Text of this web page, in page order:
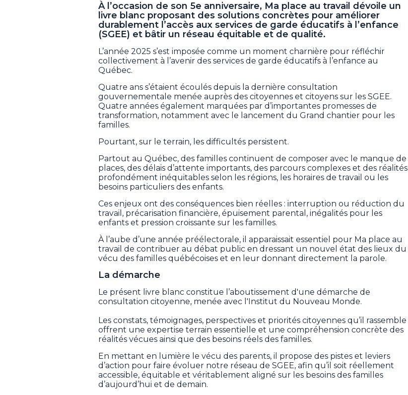
À l’occasion de son 5e anniversaire, Ma place au travail dévoile un
livre blanc proposant des solutions concrètes pour améliorer
durablement l’accès aux services de garde éducatifs à l’enfance
(SGEE) et bâtir un réseau équitable et de qualité.
L’année 2025 s’est imposée comme un moment charnière pour réfléchir
collectivement à l’avenir des services de garde éducatifs à l’enfance au
Québec.
Quatre ans s’étaient écoulés depuis la dernière consultation
gouvernementale menée auprès des citoyennes et citoyens sur les SGEE.
Quatre années également marquées par d’importantes promesses de
transformation, notamment avec le lancement du Grand chantier pour les
familles.
Pourtant, sur le terrain, les difficultés persistent.
Partout au Québec, des familles continuent de composer avec le manque de
places, des délais d’attente importants, des parcours complexes et des réalités
profondément inéquitables selon les régions, les horaires de travail ou les
besoins particuliers des enfants.
Ces enjeux ont des conséquences bien réelles : interruption ou réduction du
travail, précarisation financière, épuisement parental, inégalités pour les
enfants et pression croissante sur les familles.
À l’aube d’une année préélectorale, il apparaissait essentiel pour Ma place au
travail de contribuer au débat public en dressant un nouvel état des lieux du
vécu des familles québécoises et en leur donnant directement la parole.
La démarche
Le présent livre blanc constitue l’aboutissement d'une démarche de
consultation citoyenne, menée avec l'Institut du Nouveau Monde.
Les constats, témoignages, perspectives et priorités citoyennes qu’il rassemble
offrent une expertise terrain essentielle et une compréhension concrète des
réalités vécues ainsi que des besoins réels des familles.
En mettant en lumière le vécu des parents, il propose des pistes et leviers
d’action pour faire évoluer notre réseau de SGEE, afin qu’il soit réellement
accessible, équitable et véritablement aligné sur les besoins des familles
d’aujourd’hui et de demain.